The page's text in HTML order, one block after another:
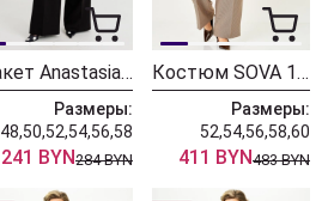
Жакет Anastasia 1392 черно-белый
Размеры:
48,50,52,54,56,58
241 BYN284 BYN
Костюм SOVA 11349 бежевый
Размеры:
52,54,56,58,60
411 BYN483 BYN